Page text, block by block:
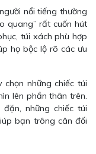
nổi tiếng thường
quang” rất cuốn hút
túi xách phù hợp
họ bộc lộ rõ các ưu
những chiếc túi
lên phần thân trên.
những chiếc túi
bạn trông cân đối